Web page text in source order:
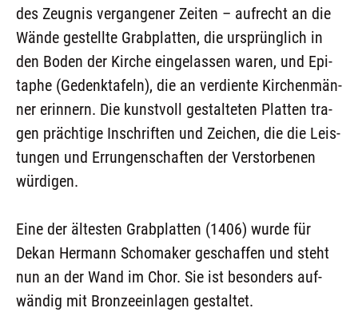
des Zeug­nis ver­gan­ge­ner Zei­ten – auf­recht an die
Wän­de gestell­te Grab­plat­ten, die ursprüng­lich in
den Boden der Kir­che ein­ge­las­sen waren, und Epi­
ta­phe (Gedenk­ta­feln), die an ver­dien­te Kir­chen­män­
ner erin­nern. Die kunst­voll gestal­te­ten Plat­ten tra­
gen präch­ti­ge Inschrif­ten und Zei­chen, die die Leis­
tun­gen und Errun­gen­schaf­ten der Ver­stor­be­nen
würdigen.
Eine der ältes­ten Grab­plat­ten (1406) wur­de für
Dekan Her­mann Scho­ma­ker geschaf­fen und steht
nun an der Wand im Chor. Sie ist beson­ders auf­
wän­dig mit Bron­ze­ein­la­gen gestaltet.